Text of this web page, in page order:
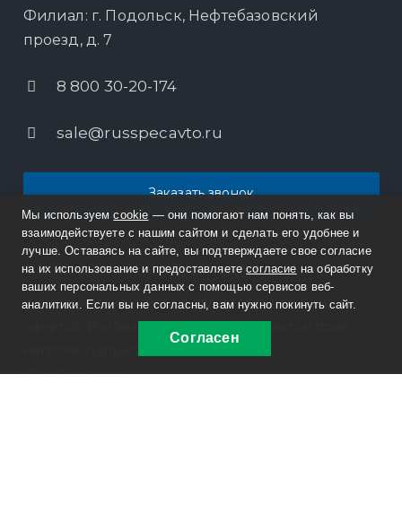
Филиал: г. Подольск, Нефтебазовский
проезд, д. 7
8 800 30-20-174
sale@russpecavto.ru
Заказать звонок
© 2012-2026, ООО «РусСпецАвто»
Информация на сайте не является публичной
офертой. Изображения являются объектом прав
«РусСпецАвто».
Мы используемcookie — они помогают нам понять, как вы
взаимодействуете с нашим сайтом и сделать его удобнее и
лучше. Оставаясь на сайте, вы подтверждаете свое согласие
на их использование и предоставляетесогласие на обработку
ваших персональных данных с помощью сервисов веб-
аналитики. Если вы не согласны, вам нужно покинуть сайт.
Согласен